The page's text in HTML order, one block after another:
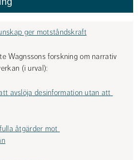
ger motståndskraft
Wagnssons forskning om narrativ
(i urval):
avslöja desinformation utan att
åtgärder mot